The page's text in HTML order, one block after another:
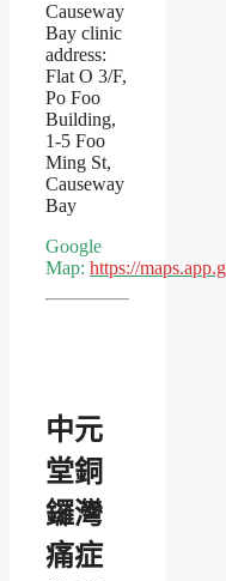
Causeway
Bay clinic
address:
Flat O 3/F,
Po Foo
Building,
1-5 Foo
Ming St,
Causeway
Bay
Google
Map: https://
中元
堂銅
鑼灣
痛症